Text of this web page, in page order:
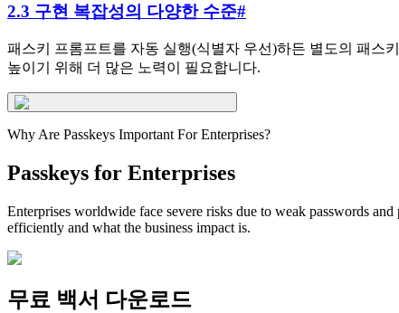
2.3 구현 복잡성의 다양한 수준#
패스키 프롬프트를 자동 실행(식별자 우선)하든 별도의 패스
높이기 위해 더 많은 노력이 필요합니다.
Why Are Passkeys Important For Enterprises?
Passkeys for Enterprises
Enterprises worldwide face severe risks due to weak passwords
efficiently and what the business impact is.
무료 백서 다운로드